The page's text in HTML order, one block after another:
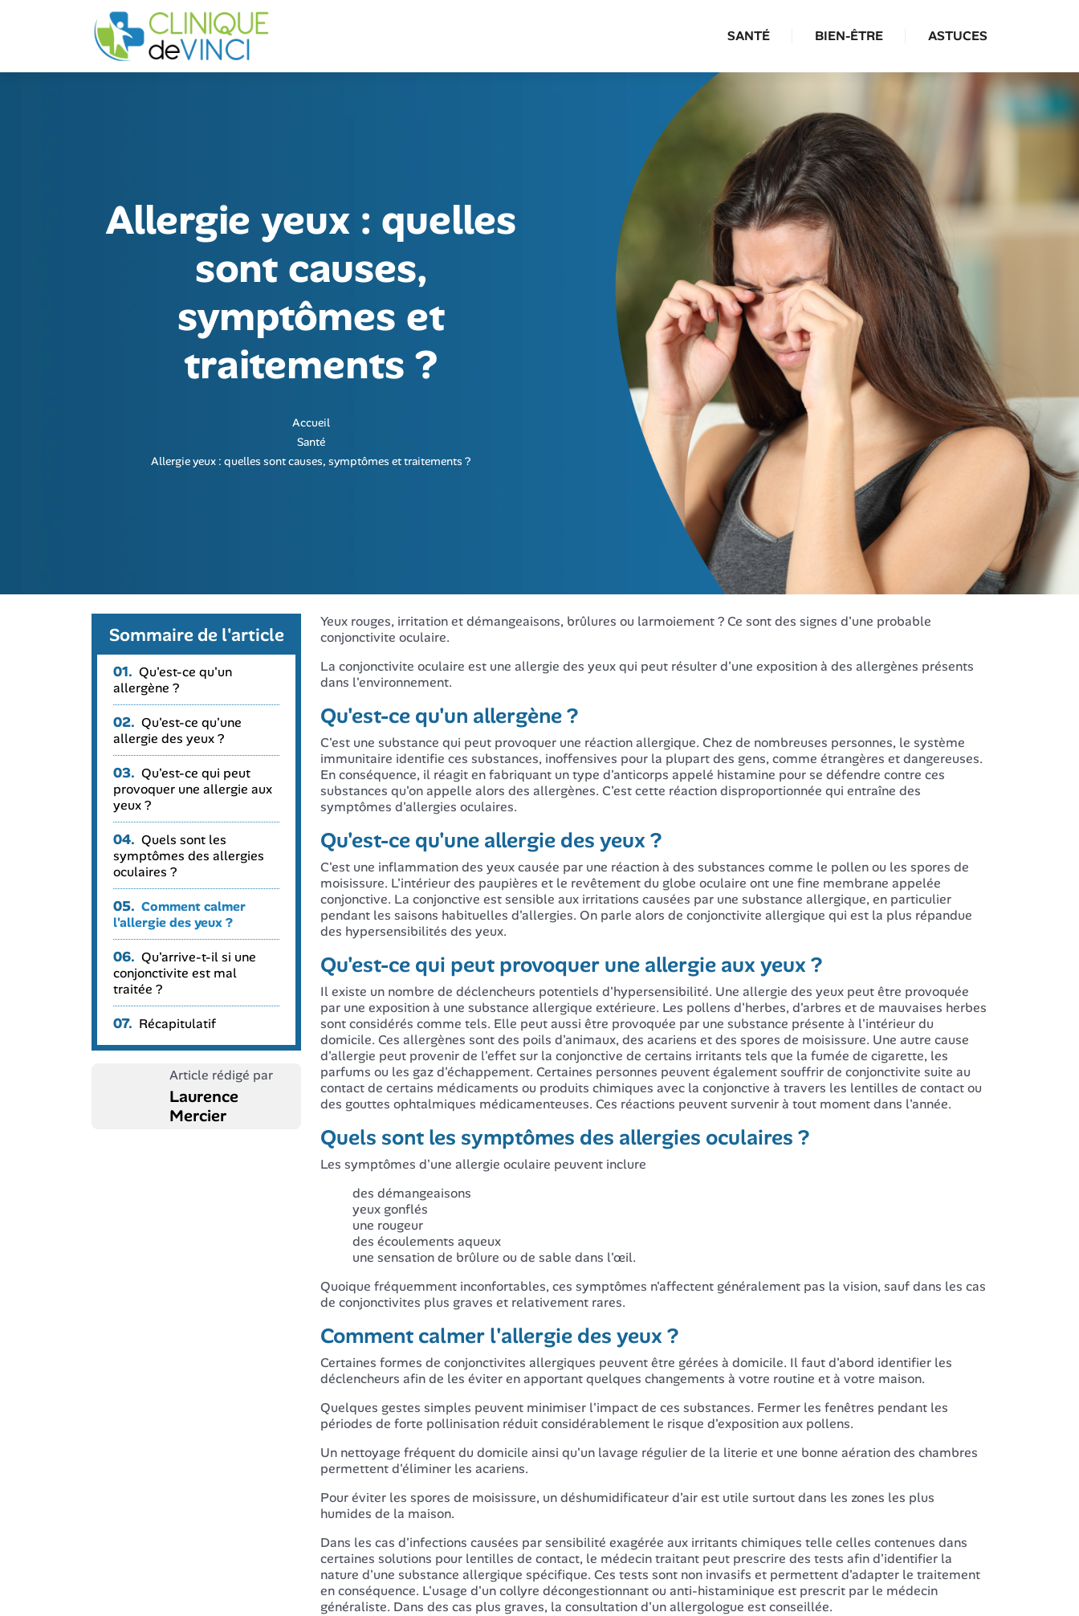
SANTÉ BIEN-ÊTRE ASTUCES
Allergie yeux : quelles
sont causes,
symptômes et
traitements ?
Accueil
Santé
Allergie yeux : quelles sont causes, symptômes et traitements ?
Yeux rouges, irritation et démangeaisons, brûlures ou larmoiement ? Ce sont des signes d'une probable
conjonctivite oculaire.
La conjonctivite oculaire est une allergie des yeux qui peut résulter d'une exposition à des allergènes présents
dans l'environnement.
Qu'est-ce qu'un allergène ?
C'est une substance qui peut provoquer une réaction allergique. Chez de nombreuses personnes, le système
immunitaire identifie ces substances, inoffensives pour la plupart des gens, comme étrangères et dangereuses.
En conséquence, il réagit en fabriquant un type d'anticorps appelé histamine pour se défendre contre ces
substances qu'on appelle alors des allergènes. C'est cette réaction disproportionnée qui entraîne des
symptômes d'allergies oculaires.
Qu'est-ce qu'une allergie des yeux ?
C'est une inflammation des yeux causée par une réaction à des substances comme le pollen ou les spores de
moisissure. L'intérieur des paupières et le revêtement du globe oculaire ont une fine membrane appelée
conjonctive. La conjonctive est sensible aux irritations causées par une substance allergique, en particulier
pendant les saisons habituelles d'allergies. On parle alors de conjonctivite allergique qui est la plus répandue
des hypersensibilités des yeux.
Qu'est-ce qui peut provoquer une allergie aux yeux ?
Il existe un nombre de déclencheurs potentiels d'hypersensibilité. Une allergie des yeux peut être provoquée
par une exposition à une substance allergique extérieure. Les pollens d'herbes, d'arbres et de mauvaises herbes
sont considérés comme tels. Elle peut aussi être provoquée par une substance présente à l'intérieur du
domicile. Ces allergènes sont des poils d'animaux, des acariens et des spores de moisissure. Une autre cause
d'allergie peut provenir de l'effet sur la conjonctive de certains irritants tels que la fumée de cigarette, les
parfums ou les gaz d'échappement. Certaines personnes peuvent également souffrir de conjonctivite suite au
contact de certains médicaments ou produits chimiques avec la conjonctive à travers les lentilles de contact ou
des gouttes ophtalmiques médicamenteuses. Ces réactions peuvent survenir à tout moment dans l'année.
Quels sont les symptômes des allergies oculaires ?
Les symptômes d'une allergie oculaire peuvent inclure
des démangeaisons
yeux gonflés
une rougeur
des écoulements aqueux
une sensation de brûlure ou de sable dans l'œil.
Quoique fréquemment inconfortables, ces symptômes n'affectent généralement pas la vision, sauf dans les cas
de conjonctivites plus graves et relativement rares.
Comment calmer l'allergie des yeux ?
Certaines formes de conjonctivites allergiques peuvent être gérées à domicile. Il faut d'abord identifier les
déclencheurs afin de les éviter en apportant quelques changements à votre routine et à votre maison.
Quelques gestes simples peuvent minimiser l'impact de ces substances. Fermer les fenêtres pendant les
périodes de forte pollinisation réduit considérablement le risque d'exposition aux pollens.
Un nettoyage fréquent du domicile ainsi qu'un lavage régulier de la literie et une bonne aération des chambres
permettent d'éliminer les acariens.
Pour éviter les spores de moisissure, un déshumidificateur d'air est utile surtout dans les zones les plus
humides de la maison.
Dans les cas d'infections causées par sensibilité exagérée aux irritants chimiques telle celles contenues dans
certaines solutions pour lentilles de contact, le médecin traitant peut prescrire des tests afin d'identifier la
nature d'une substance allergique spécifique. Ces tests sont non invasifs et permettent d'adapter le traitement
en conséquence. L'usage d'un collyre décongestionnant ou anti-histaminique est prescrit par le médecin
généraliste. Dans des cas plus graves, la consultation d'un allergologue est conseillée.
Sommaire de l'article
01. Qu'est-ce qu'un
allergène ?
02. Qu'est-ce qu'une
allergie des yeux ?
03. Qu'est-ce qui peut
provoquer une allergie aux
yeux ?
04. Quels sont les
symptômes des allergies
oculaires ?
05. Comment calmer
l'allergie des yeux ?
06. Qu'arrive-t-il si une
conjonctivite est mal
traitée ?
07. Récapitulatif
Article rédigé par
Laurence
Mercier